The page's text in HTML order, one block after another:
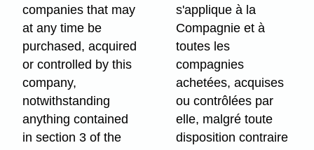
companies that may
at any time be
purchased, acquired
or controlled by this
company,
notwithstanding
anything contained
in section 3 of the
s'applique à la
Compagnie et à
toutes les
compagnies
achetées, acquises
ou contrôlées par
elle, malgré toute
disposition contraire